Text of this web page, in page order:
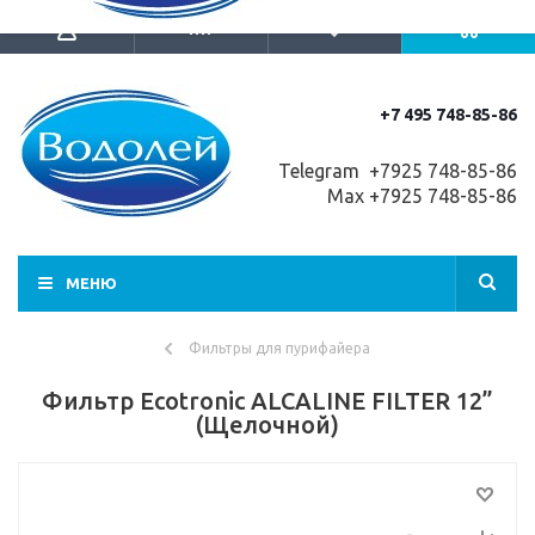
+7 495 748-85-86
Telegram +7925 748-85-86
Max +7925 748-85-86
МЕНЮ
Фильтры для пурифайера
Фильтр Ecotronic ALCALINE FILTER 12”
(Щелочной)